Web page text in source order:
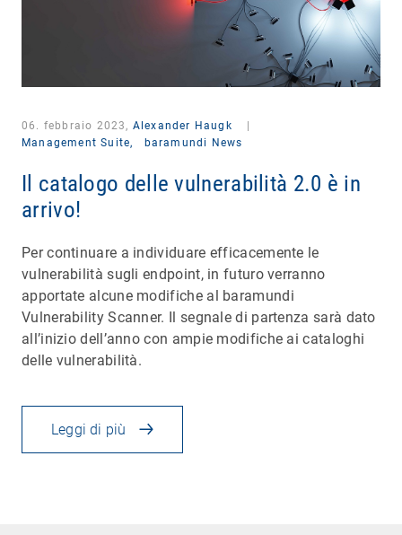
06. febbraio 2023, Alexander Haugk
Management Suite,
baramundi News
Il catalogo delle vulnerabilità 2.0 è in
arrivo!
Per continuare a individuare efficacemente le
vulnerabilità sugli endpoint, in futuro verranno
apportate alcune modifiche al baramundi
Vulnerability Scanner. Il segnale di partenza sarà dato
all’inizio dell’anno con ampie modifiche ai cataloghi
delle vulnerabilità.
Leggi di più